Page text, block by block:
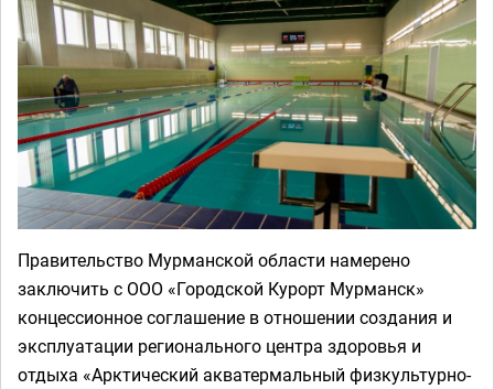
Правительство Мурманской области намерено
заключить с ООО «Городской Курорт Мурманск»
концессионное соглашение в отношении создания и
эксплуатации регионального центра здоровья и
отдыха «Арктический акватермальный физкультурно-